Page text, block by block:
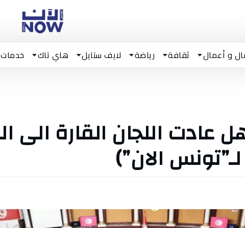
و أعمال ثقافة رياضة لايف ستايل هاي تاك خدمات
عادت اللجان القارة الى
الان”)